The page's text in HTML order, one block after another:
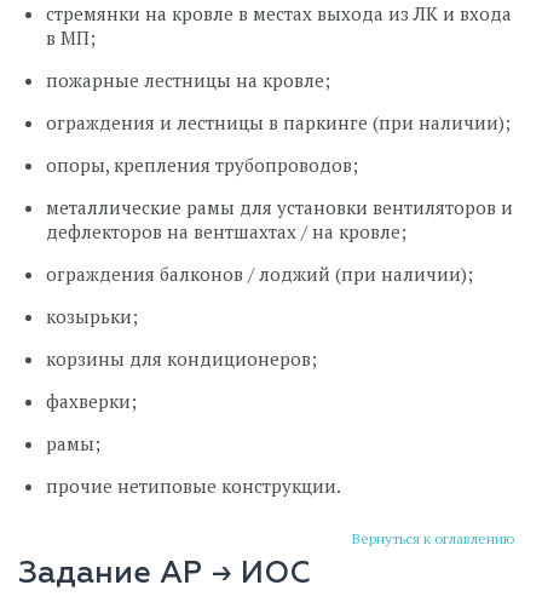
стремянки на кровле в местах выхода из ЛК и входа
в МП;
пожарные лестницы на кровле;
ограждения и лестницы в паркинге (при наличии);
опоры, крепления трубопроводов;
металлические рамы для установки вентиляторов и
дефлекторов на вентшахтах / на кровле;
ограждения балконов / лоджий (при наличии);
козырьки;
корзины для кондиционеров;
фахверки;
рамы;
прочие нетиповые конструкции.
Вернуться к оглавлению
Задание АР → ИОС